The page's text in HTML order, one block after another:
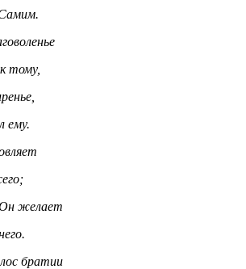
тому,
ему.
желает
братии